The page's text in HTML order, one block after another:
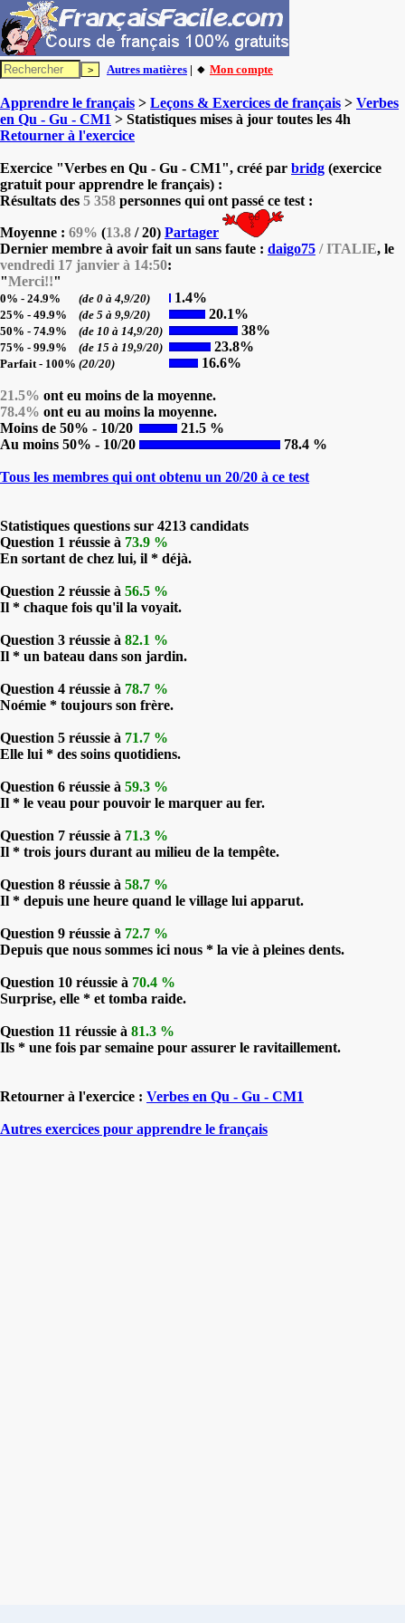
Autres matières | 🔸 Mon compte
Apprendre le français > Leçons & Exercices de français > Verbes
en Qu - Gu - CM1 > Statistiques mises à jour toutes les 4h
Retourner à l'exercice
Exercice "Verbes en Qu - Gu - CM1", créé par bridg (exercice
gratuit pour apprendre le français) :
Résultats des 5 358 personnes qui ont passé ce test :
Moyenne : 69% (13.8 / 20) Partager
Dernier membre à avoir fait un sans faute : daigo75 / ITALIE, le
vendredi 17 janvier à 14:50:
"Merci!!"
0% - 24.9% (de 0 à 4,9/20) 1.4%
25% - 49.9% (de 5 à 9,9/20) 20.1%
50% - 74.9% (de 10 à 14,9/20) 38%
75% - 99.9% (de 15 à 19,9/20) 23.8%
Parfait - 100% (20/20) 16.6%
21.5% ont eu moins de la moyenne.
78.4% ont eu au moins la moyenne.
Moins de 50% - 10/20
21.5 %
Au moins 50% - 10/20
78.4 %
Tous les membres qui ont obtenu un 20/20 à ce test
Statistiques questions sur 4213 candidats
Question 1 réussie à 73.9 %
En sortant de chez lui, il * déjà.
Question 2 réussie à 56.5 %
Il * chaque fois qu'il la voyait.
Question 3 réussie à 82.1 %
Il * un bateau dans son jardin.
Question 4 réussie à 78.7 %
Noémie * toujours son frère.
Question 5 réussie à 71.7 %
Elle lui * des soins quotidiens.
Question 6 réussie à 59.3 %
Il * le veau pour pouvoir le marquer au fer.
Question 7 réussie à 71.3 %
Il * trois jours durant au milieu de la tempête.
Question 8 réussie à 58.7 %
Il * depuis une heure quand le village lui apparut.
Question 9 réussie à 72.7 %
Depuis que nous sommes ici nous * la vie à pleines dents.
Question 10 réussie à 70.4 %
Surprise, elle * et tomba raide.
Question 11 réussie à 81.3 %
Ils * une fois par semaine pour assurer le ravitaillement.
Retourner à l'exercice : Verbes en Qu - Gu - CM1
Autres exercices pour apprendre le français